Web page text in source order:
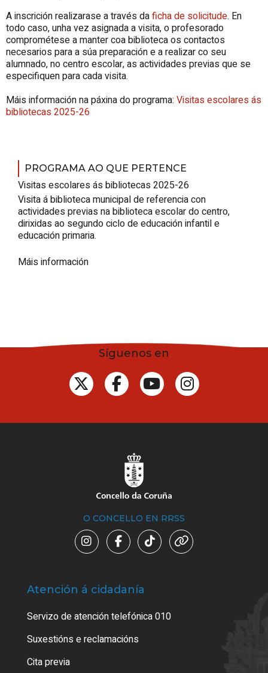
A inscrición realizarase a través daficha de solicitude. En
todo caso, unha vez asignada a visita, o profesorado
comprométese a manter coa biblioteca os contactos
necesarios para a súa preparación e a realizar co seu
alumnado, no centro escolar, as actividades previas que se
especifiquen para cada visita.
Máis información na páxina do programa: Visitas escolares ás
bibliotecas 2025-26
PROGRAMA AO QUE PERTENCE
Visitas escolares ás bibliotecas 2025-26
Visita á biblioteca municipal de referencia con
actividades previas na biblioteca escolar do centro,
dirixidas ao segundo ciclo de educación infantil e
educación primaria.
Máis información
Síguenos en
O CONCELLO EN RRSS
Atención á cidadanía
Servizo de atención telefónica 010
Suxestións e reclamacións
Cita previa